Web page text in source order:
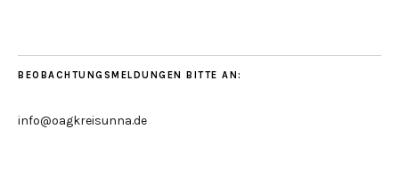
BEOBACHTUNGSMELDUNGEN BITTE AN:
info@oagkreisunna.de